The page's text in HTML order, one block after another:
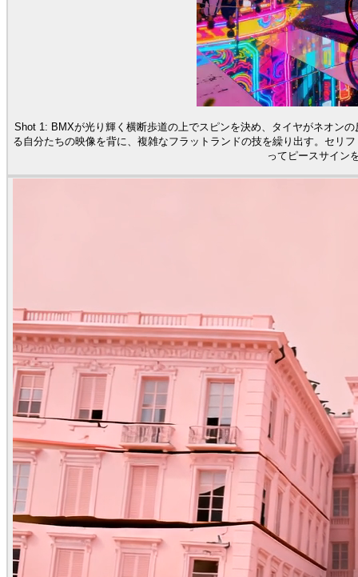
Shot 1: BMXが光り輝く横断歩道の上でスピンを決め、タイヤがネオン
る自分たちの映像を背に、複雑なフラットランドの技を繰り出す。セリ
ってピースサイン